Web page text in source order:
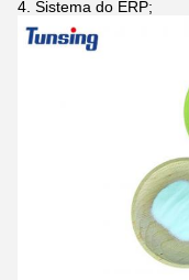
4. Sistema do ERP;